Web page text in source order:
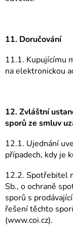
11. Doručování
11.1. Kupujícímu
na elektronickou
12. Zvláštní
sporů ze smluv
12.1. Ujednání
případech, kdy je
12.2. Spotřebitel
Sb., o ochraně
sporů s
řešení těchto
(www.coi.cz).